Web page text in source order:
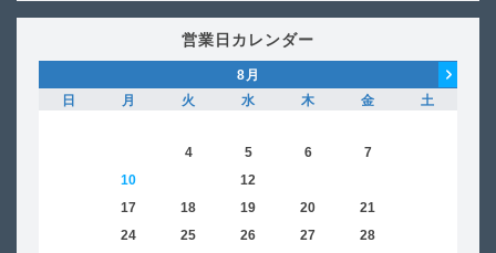
営業日カレンダー
8 月
日
月 火 水 木 金
土
4 5 6 7
10 12
17 18 19 20 21
24 25 26 27 28